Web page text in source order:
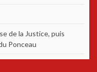
de la Justice, puis
Ponceau